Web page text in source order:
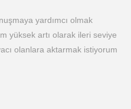
yardımcı olmak
yüksek artı olarak ileri seviye
olanlara aktarmak istiyorum